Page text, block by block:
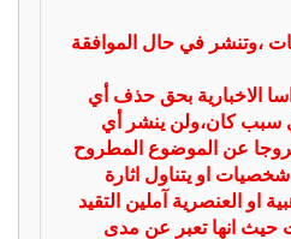
،وتنشر في حال الموافقة
الاخبارية بحق حذف أي
سبب كان،ولن ينشر أي
عن الموضوع المطروح
او يتناول اثارة
او العنصرية آملين التقيد
حيث انها تعبر عن مدى